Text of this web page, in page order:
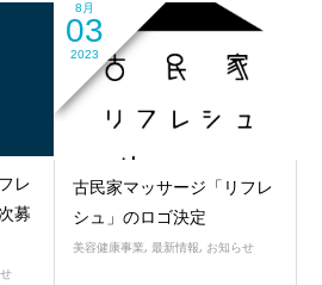
レ
募
8月
03
2023
古民家マッサージ「リフレ
シュ」のロゴ決定
美容健康事業, 最新情報, お知らせ